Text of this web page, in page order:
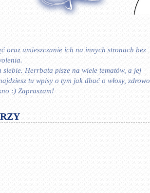
oraz umieszczanie ich na innych stronach bez
Herrbata pisze na wiele tematów, a jej
tu wpisy o tym jak dbać o włosy, zdrowo
:) Zapraszam!